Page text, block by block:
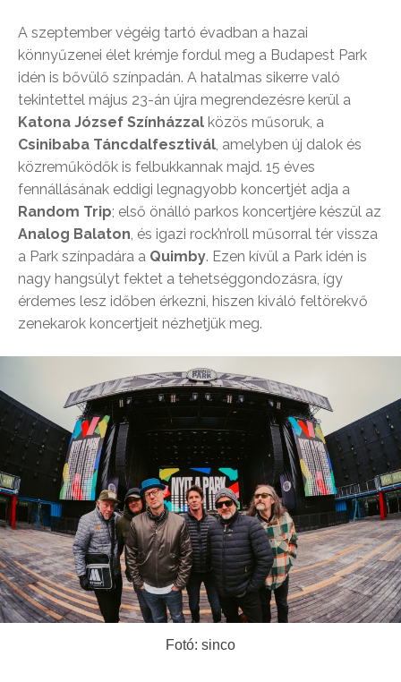
A szeptember végéig tartó évadban a hazai
könnyűzenei élet krémje fordul meg a Budapest Park
idén is bővülő színpadán. A hatalmas sikerre való
tekintettel május 23-án újra megrendezésre kerül a
Katona József Színházzal közös műsoruk, a
Csinibaba Táncdalfesztivál , amelyben új dalok és
közreműködők is felbukkannak majd. 15 éves
fennállásának eddigi legnagyobb koncertjét adja a
Random Trip; első önálló parkos koncertjére készül az
Analog Balaton , és igazi rock’n’roll műsorral tér vissza
a Park színpadára a Quimby. Ezen kívül a Park idén is
nagy hangsúlyt fektet a tehetséggondozásra, így
érdemes lesz időben érkezni, hiszen kiváló feltörekvő
zenekarok koncertjeit nézhetjük meg.
Fotó: sinco